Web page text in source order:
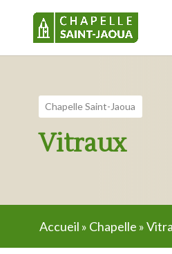
Chapelle Saint-Jaoua
Vitraux
Accueil » Chapelle »